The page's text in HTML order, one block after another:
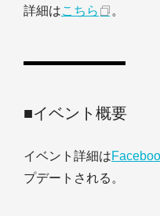
詳細はこちら 。
■イベント概要
イベント詳細は
プデートされる。